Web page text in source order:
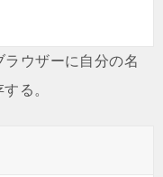
ウザーに自分の名
る。